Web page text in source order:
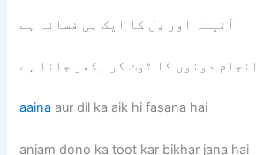
آئینہ اور دِل کا ایک ہی فسانہ ہے
انجام دونوں کا ٹوٹ کر بکھر جانا ہے
aaina aur dil ka aik hi fasana hai
anjam dono ka toot kar bikhar jana hai